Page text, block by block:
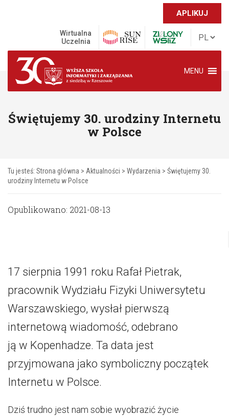
APLIKUJ
Wirtualna
Uczelnia
MENU
Świętujemy 30. urodziny Internetu
w Polsce
Tu jesteś: Strona główna > Aktualności > Wydarzenia > Świętujemy 30.
urodziny Internetu w Polsce
Opublikowano: 2021-08-13
17 sierpnia 1991 roku Rafał Pietrak,
pracownik Wydziału Fizyki Uniwersytetu
Warszawskiego, wysłał pierwszą
internetową wiadomość, odebrano
ją w Kopenhadze. Ta data jest
przyjmowana jako symboliczny początek
Internetu w Polsce.
Dziś trudno jest nam sobie wyobrazić życie